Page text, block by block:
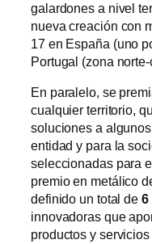
galardones a nivel
nueva creación con
17 en España (uno
Portugal (zona
En paralelo, se
cualquier territorio,
soluciones a
entidad y para la
seleccionadas para
premio en metálico
definido un total de 6
innovadoras que
productos y